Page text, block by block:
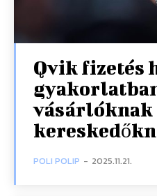
Qvik fizetés
vásárlóknak
POLI POLIP - 2025.11.21.